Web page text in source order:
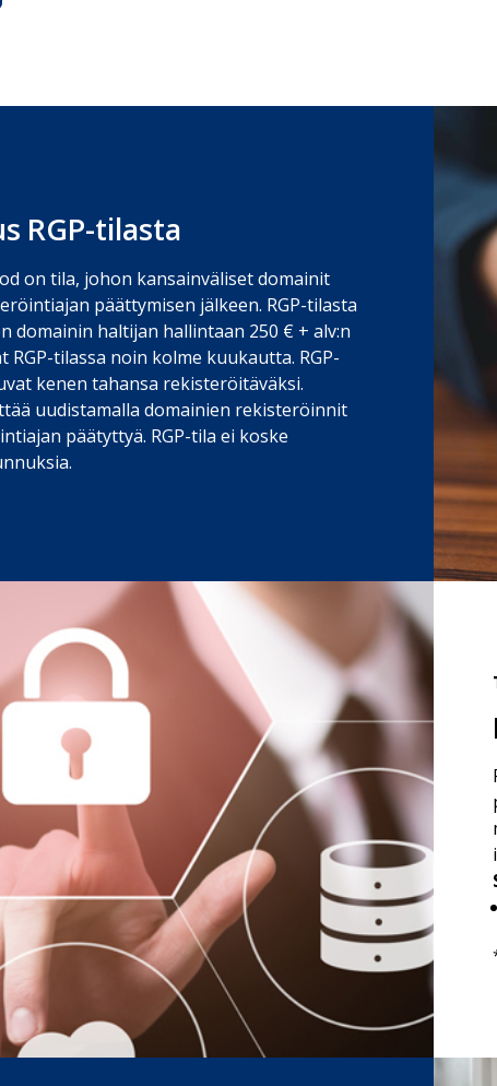
RGP-tilasta
on tila, johon kansainväliset domainit
päättymisen jälkeen. RGP-tilasta
domainin haltijan hallintaan 250 € + alv:n
RGP-tilassa noin kolme kuukautta. RGP-
kenen tahansa rekisteröitäväksi.
uudistamalla domainien rekisteröinnit
päätyttyä. RGP-tila ei koske